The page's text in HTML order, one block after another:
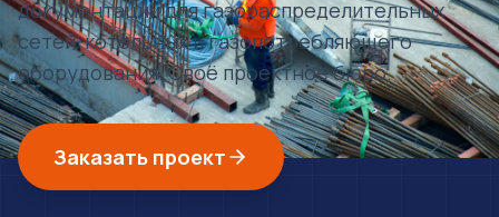
документации для газораспределительных
сетей, котельных и газопотребляющего
оборудования. Своё проектное бюро.
Заказать проект